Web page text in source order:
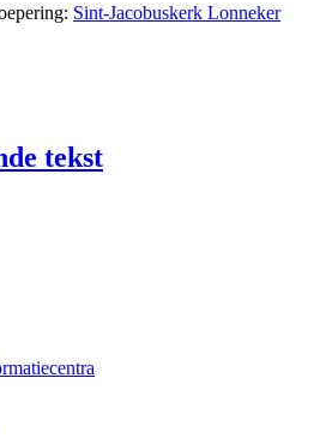
Sint-Jacobuskerk Lonneker
tekst